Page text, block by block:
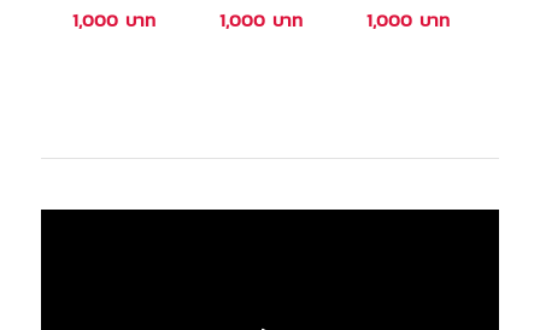
1,000 บาท 1,000 บาท 1,000 บาท